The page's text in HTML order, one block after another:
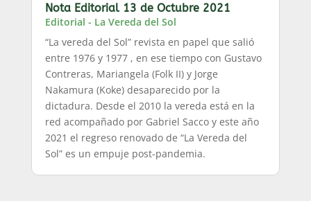
Nota Editorial 13 de Octubre 2021
Editorial - La Vereda del Sol
“La vereda del Sol” revista en papel que salió
entre 1976 y 1977 , en ese tiempo con Gustavo
Contreras, Mariangela (Folk II) y Jorge
Nakamura (Koke) desaparecido por la
dictadura. Desde el 2010 la vereda está en la
red acompañado por Gabriel Sacco y este año
2021 el regreso renovado de “La Vereda del
Sol” es un empuje post-pandemia.